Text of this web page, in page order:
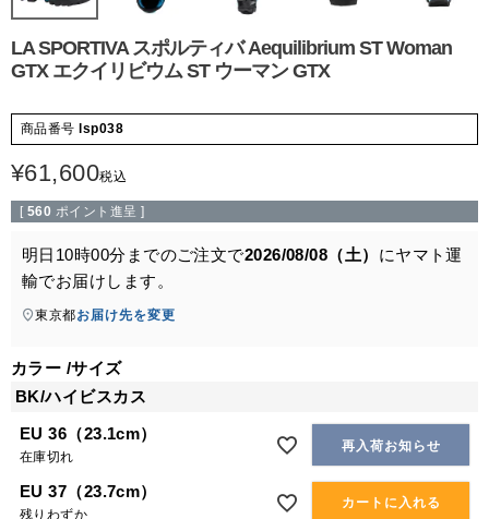
LA SPORTIVA スポルティバ Aequilibrium ST Woman
GTX エクイリビウム ST ウーマン GTX
商品番号 lsp038
¥61,600税込
[ 560 ポイント進呈 ]
明日 10時00分 までのご注文で2026/08/08（土） にヤマト運
輸でお届けします。
東京都お届け先を変更
カラー サイズ
BK/ハイビスカス
EU 36（23.1cm）
在庫切れ
再入荷お知らせ
EU 37（23.7cm）
残りわずか
カートに入れる